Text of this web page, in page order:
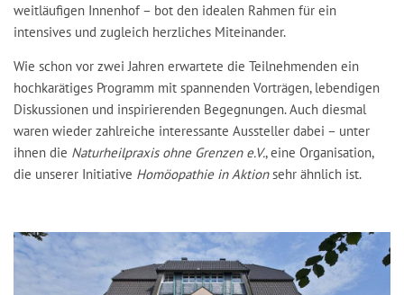
weitläufigen Innenhof – bot den idealen Rahmen für ein
intensives und zugleich herzliches Miteinander.
Wie schon vor zwei Jahren erwartete die Teilnehmenden ein
hochkarätiges Programm mit spannenden Vorträgen, lebendigen
Diskussionen und inspirierenden Begegnungen. Auch diesmal
waren wieder zahlreiche interessante Aussteller dabei – unter
ihnen die Naturheilpraxis ohne Grenzen e.V., eine Organisation,
die unserer Initiative Homöopathie in Aktionsehr ähnlich ist.